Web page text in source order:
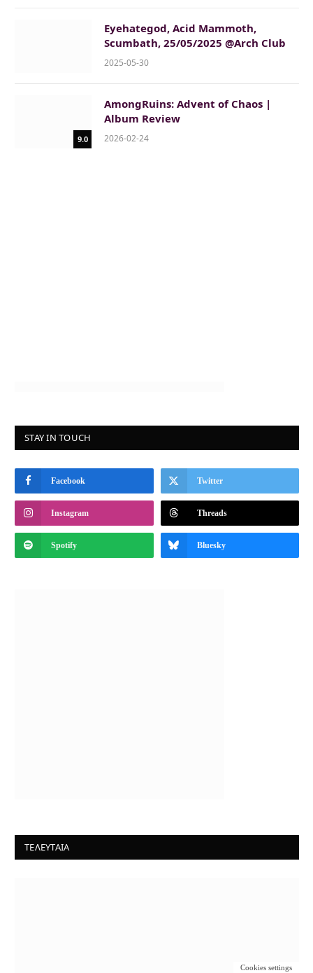
Eyehategod, Acid Mammoth,
Scumbath, 25/05/2025 @Arch Club
2025-05-30
9.0
AmongRuins: Advent of Chaos |
Album Review
2026-02-24
STAY IN TOUCH
Facebook Twitter
Instagram Threads
Spotify Bluesky
ΤΕΛΕΥΤΑΙΑ
Cookies settings